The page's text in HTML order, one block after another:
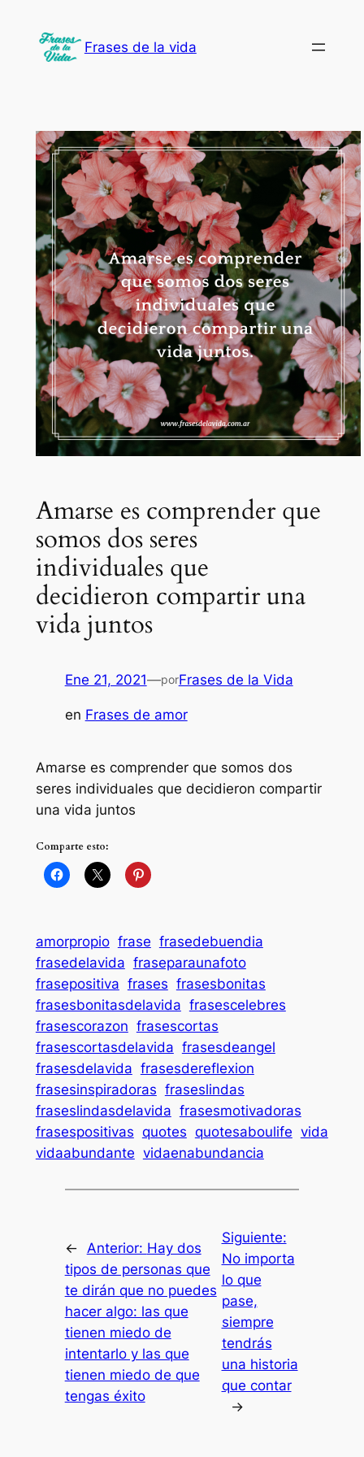
contenido
Frases de la vida
Amarse es comprender que
somos dos seres
individuales que
decidieron compartir una
vida juntos
Ene 21, 2021—porFrases de la Vida
en Frases de amor
Amarse es comprender que somos dos
seres individuales que decidieron compartir
una vida juntos
Comparte esto:
amorpropio frase frasedebuendia
frasedelavida fraseparaunafoto
frasepositiva frases frasesbonitas
frasesbonitasdelavida frasescelebres
frasescorazon frasescortas
frasescortasdelavida frasesdeangel
frasesdelavida frasesdereflexion
frasesinspiradoras fraseslindas
fraseslindasdelavida frasesmotivadoras
frasespositivas quotes quotesaboulife vida
vidaabundante vidaenabundancia
← Anterior: Hay dos
tipos de personas que
te dirán que no puedes
hacer algo: las que
tienen miedo de
intentarlo y las que
tienen miedo de que
tengas éxito
Siguiente:
No importa
lo que
pase,
siempre
tendrás
una historia
que contar
→